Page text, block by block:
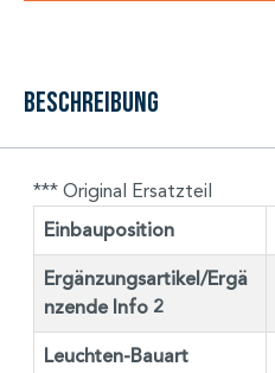
Beschreibung
*** Original Ersatzteil
Einbauposition
Ergänzungsartikel/Ergä
nzende Info 2
Leuchten-Bauart